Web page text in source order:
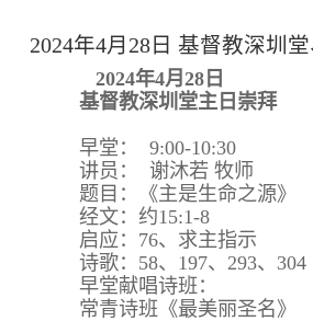
2024年4月28日
基督教深圳堂主日崇拜
早堂： 9:00-10:30
讲员： 谢沐若 牧师
题目：《主是生命之源》
经文：约15:1-8
启应：76、求主指示
诗歌：58、197、293、304
早堂献唱诗班：
常青诗班《最美丽圣名》